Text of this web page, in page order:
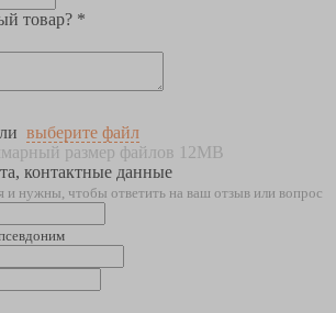
товар? *
выберите файл
размер файлов 12MB
контактные данные
и нужны, чтобы ответить на ваш отзыв или вопрос